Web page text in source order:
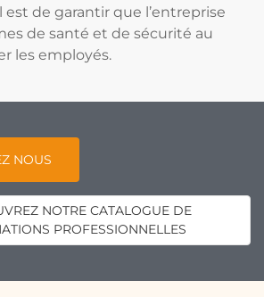
est de garantir que l’entreprise
de santé et de sécurité au
les employés.
NOUS
NOTRE CATALOGUE DE
PROFESSIONNELLES